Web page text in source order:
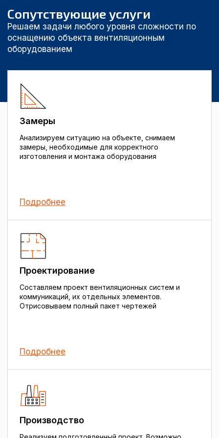
Сопутствующие услуги
Решаем задачи любого уровня сложности по
оснащению объекта вентиляционным
оборудованием
Замеры
Анализируем ситуацию на объекте, снимаем
замеры, необходимые для корректного
изготовления и монтажа оборудования
Подробнее
Проектирование
Составляем проект вентиляционных систем и
коммуникаций, их отдельных элементов.
Отрисовываем полный пакет чертежей
Подробнее
Производство